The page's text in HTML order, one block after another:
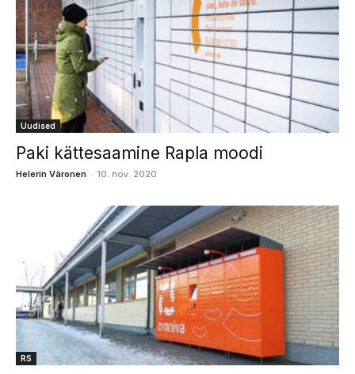
Uudised
Paki kättesaamine Rapla moodi
Helerin Väronen - 10. nov. 2020
RS